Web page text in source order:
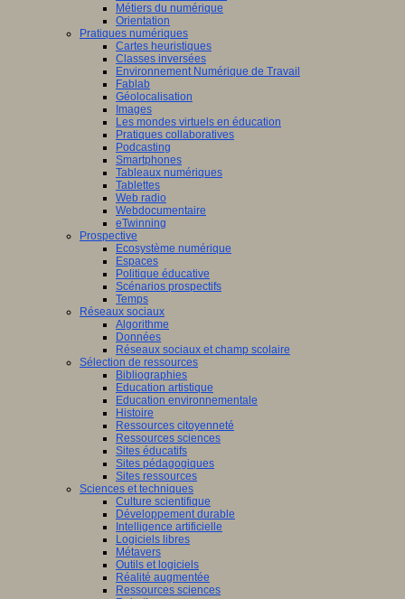
Métiers du numérique
Orientation
Pratiques numériques
Cartes heuristiques
Classes inversées
Environnement Numérique de Travail
Fablab
Géolocalisation
Images
Les mondes virtuels en éducation
Pratiques collaboratives
Podcasting
Smartphones
Tableaux numériques
Tablettes
Web radio
Webdocumentaire
eTwinning
Prospective
Ecosystème numérique
Espaces
Politique éducative
Scénarios prospectifs
Temps
Réseaux sociaux
Algorithme
Données
Réseaux sociaux et champ scolaire
Sélection de ressources
Bibliographies
Education artistique
Education environnementale
Histoire
Ressources citoyenneté
Ressources sciences
Sites éducatifs
Sites pédagogiques
Sites ressources
Sciences et techniques
Culture scientifique
Développement durable
Intelligence artificielle
Logiciels libres
Métavers
Outils et logiciels
Réalité augmentée
Ressources sciences